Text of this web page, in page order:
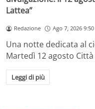
Lattea”
Redazione Ago 7, 2026 9:50
Una notte dedicata al
Martedì 12 agosto
Leggi di più